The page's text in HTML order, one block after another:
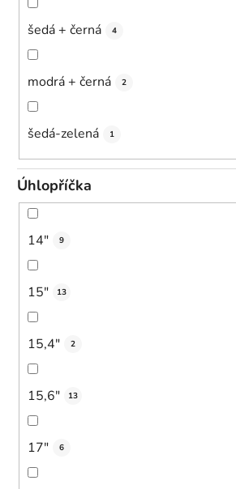
šedá + černá 4
modrá + černá 2
šedá-zelená 1
Úhlopříčka
14" 9
15" 13
15,4" 2
15,6" 13
17" 6